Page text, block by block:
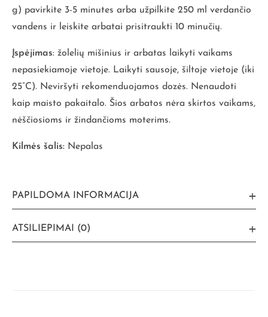
g) pavirkite 3-5 minutes arba užpilkite 250 ml verdančio
vandens ir leiskite arbatai prisitraukti 10 minučių.
Įspėjimas: žolelių mišinius ir arbatas laikyti vaikams
nepasiekiamoje vietoje. Laikyti sausoje, šiltoje vietoje (iki
25”C). Neviršyti rekomenduojamos dozės. Nenaudoti
kaip maisto pakaitalo. Šios arbatos nėra skirtos vaikams,
nėščiosioms ir žindančioms moterims.
Kilmės šalis: Nepalas
PAPILDOMA INFORMACIJA
ATSILIEPIMAI (0)